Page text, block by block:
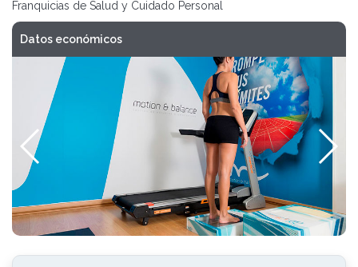
Franquicias de Salud y Cuidado Personal
Datos económicos